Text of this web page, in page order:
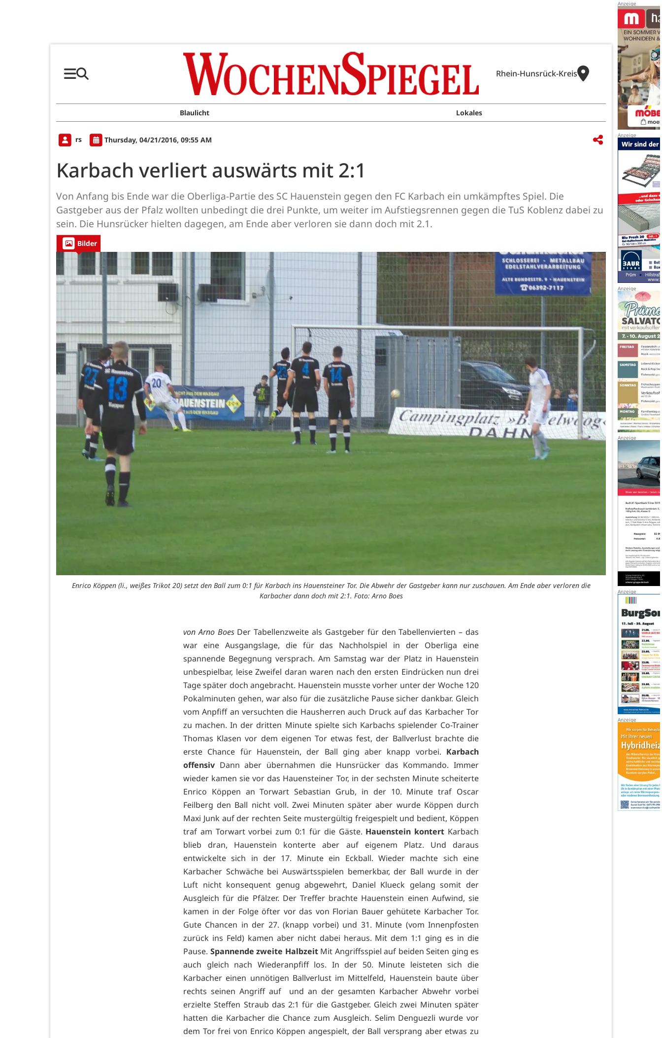
Rhein-Hunsrück-Kreis
Blaulicht Lokales
rs Thursday, 04/21/2016, 09:55 AM
Karbach verliert auswärts mit 2:1
Von Anfang bis Ende war die Oberliga-Partie des SC Hauenstein gegen den FC Karbach ein umkämpftes Spiel. Die
Gastgeber aus der Pfalz wollten unbedingt die drei Punkte, um weiter im Aufstiegsrennen gegen die TuS Koblenz dabei zu
sein. Die Hunsrücker hielten dagegen, am Ende aber verloren sie dann doch mit 2.1.
Bilder
Enrico Köppen (li., weißes Trikot 20) setzt den Ball zum 0:1 für Karbach ins Hauensteiner Tor. Die Abwehr der Gastgeber kann nur zuschauen. Am Ende aber verloren die
Karbacher dann doch mit 2:1. Foto: Arno Boes
von Arno BoesDer Tabellenzweite als Gastgeber für den Tabellenvierten – das
war eine Ausgangslage, die für das Nachholspiel in der Oberliga eine
spannende Begegnung versprach. Am Samstag war der Platz in Hauenstein
unbespielbar, leise Zweifel daran waren nach den ersten Eindrücken nun drei
Tage später doch angebracht. Hauenstein musste vorher unter der Woche 120
Pokalminuten gehen, war also für die zusätzliche Pause sicher dankbar. Gleich
vom Anpfiff an versuchten die Hausherren auch Druck auf das Karbacher Tor
zu machen. In der dritten Minute spielte sich Karbachs spielender Co-Trainer
Thomas Klasen vor dem eigenen Tor etwas fest, der Ballverlust brachte die
erste Chance für Hauenstein, der Ball ging aber knapp vorbei. Karbach
offensiv Dann aber übernahmen die Hunsrücker das Kommando. Immer
wieder kamen sie vor das Hauensteiner Tor, in der sechsten Minute scheiterte
Enrico Köppen an Torwart Sebastian Grub, in der 10. Minute traf Oscar
Feilberg den Ball nicht voll. Zwei Minuten später aber wurde Köppen durch
Maxi Junk auf der rechten Seite mustergültig freigespielt und bedient, Köppen
traf am Torwart vorbei zum 0:1 für die Gäste. Hauenstein kontert Karbach
blieb dran, Hauenstein konterte aber auf eigenem Platz. Und daraus
entwickelte sich in der 17. Minute ein Eckball. Wieder machte sich eine
Karbacher Schwäche bei Auswärtsspielen bemerkbar, der Ball wurde in der
Luft nicht konsequent genug abgewehrt, Daniel Klueck gelang somit der
Ausgleich für die Pfälzer. Der Treffer brachte Hauenstein einen Aufwind, sie
kamen in der Folge öfter vor das von Florian Bauer gehütete Karbacher Tor.
Gute Chancen in der 27. (knapp vorbei) und 31. Minute (vom Innenpfosten
zurück ins Feld) kamen aber nicht dabei heraus. Mit dem 1:1 ging es in die
Pause. Spannende zweite HalbzeitMit Angriffsspiel auf beiden Seiten ging es
auch gleich nach Wiederanpfiff los. In der 50. Minute leisteten sich die
Karbacher einen unnötigen Ballverlust im Mittelfeld, Hauenstein baute über
rechts seinen Angriff auf und an der gesamten Karbacher Abwehr vorbei
erzielte Steffen Straub das 2:1 für die Gastgeber. Gleich zwei Minuten später
hatten die Karbacher die Chance zum Ausgleich. Selim Denguezli wurde vor
dem Tor frei von Enrico Köppen angespielt, der Ball versprang aber etwas zu